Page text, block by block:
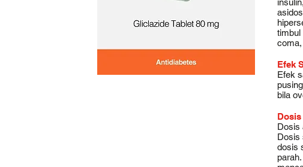
timbul
Efek
Efek
bila
Dosis
Dosis
Dosis
dosis